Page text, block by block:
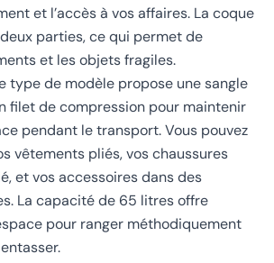
et l’accès à vos affaires. La coque
parties, ce qui permet de
et les objets fragiles.
type de modèle propose une sangle
filet de compression pour maintenir
pendant le transport. Vous pouvez
vêtements pliés, vos chaussures
et vos accessoires dans des
La capacité de 65 litres offre
pour ranger méthodiquement